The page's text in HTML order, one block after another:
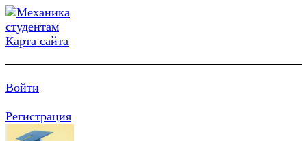
Карта сайта
Войти
Регистрация